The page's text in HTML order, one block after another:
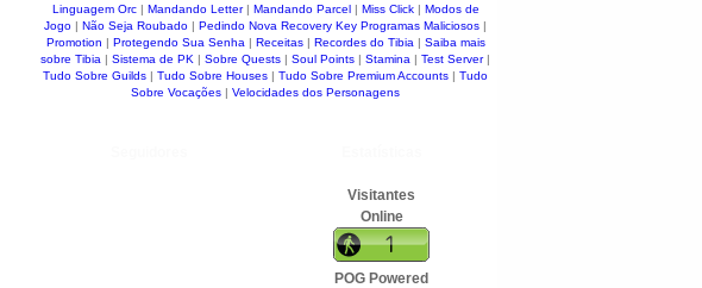
Linguagem Orc| Mandando Letter| Mandando Parcel| Miss Click| Modos de
Jogo | Não Seja Roubado | Pedindo Nova Recovery Key Programas Maliciosos |
Promotion | Protegendo Sua Senha | Receitas| Recordes do Tibia | Saiba mais
sobre Tibia | Sistema de PK | Sobre Quests | Soul Points | Stamina | Test Server|
Tudo Sobre Guilds | Tudo Sobre Houses | Tudo Sobre Premium Accounts | Tudo
Sobre Vocações | Velocidades dos Personagens
Visitantes
Online
POG Powered